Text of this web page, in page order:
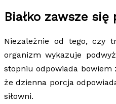
Białko zawsze się
Niezależnie od tego, czy
organizm wykazuje
stopniu odpowiada bowiem
że dzienna porcja
siłowni.